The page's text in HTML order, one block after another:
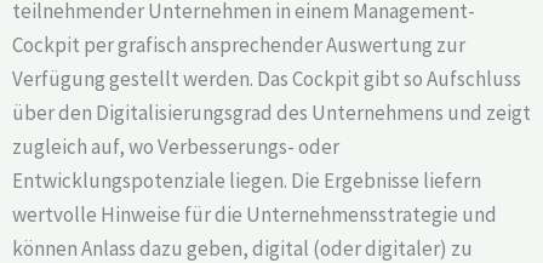
teilnehmender Unternehmen in einem Management-
Cockpit per grafisch ansprechender Auswertung zur
Verfügung gestellt werden. Das Cockpit gibt so Aufschluss
über den Digitalisierungsgrad des Unternehmens und zeigt
zugleich auf, wo Verbesserungs- oder
Entwicklungspotenziale liegen. Die Ergebnisse liefern
wertvolle Hinweise für die Unternehmensstrategie und
können Anlass dazu geben, digital (oder digitaler) zu